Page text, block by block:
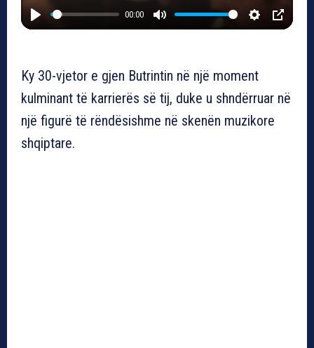
P
a
y
00:00
M
t
e
S
t
t
i
P
Ky 30-vjetor e gjen Butrintin në një moment
kulminant të karrierës së tij, duke u shndërruar në
një figurë të rëndësishme në skenën muzikore
shqiptare.